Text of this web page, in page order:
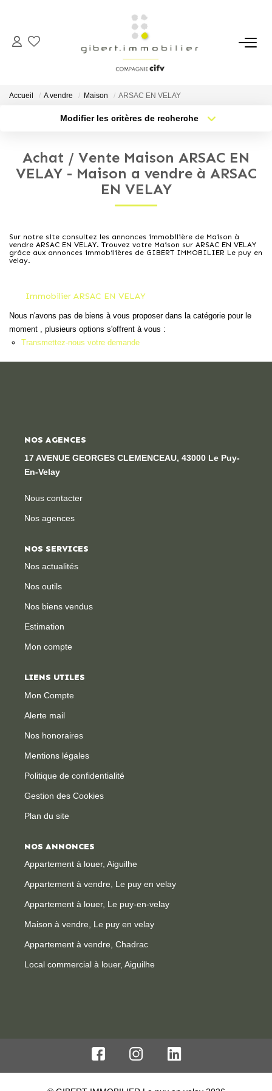
ACHETER
Maisons
Parkings
Immeubles
Terrains
LOUER
Dossier De Candidature
Accueil A vendre Maison ARSAC EN VELAY
Modifier les critères de recherche
Sélectionnez...
Type de bien
Nb pièces min.
Achat / Vente Maison ARSAC EN
VELAY - Maison a vendre à ARSAC
EN VELAY
Sur notre site consultez les annonces immobilière de Maison à
vendre ARSAC EN VELAY. Trouvez votre Maison sur ARSAC EN VELAY
grâce aux annonces immobilières de GIBERT IMMOBILIER Le puy en
velay.
Immobilier ARSAC EN VELAY
Nous n'avons pas de biens à vous proposer dans la catégorie pour le
moment , plusieurs options s'offrent à vous :
Transmettez-nous votre demande
NOS AGENCES
17 AVENUE GEORGES CLEMENCEAU, 43000 Le Puy-
En-Velay
Nous contacter
Nos agences
NOS SERVICES
Nos actualités
Nos outils
Nos biens vendus
Estimation
Mon compte
LIENS UTILES
Mon Compte
Alerte mail
Nos honoraires
Mentions légales
Politique de confidentialité
Gestion des Cookies
Plan du site
NOS ANNONCES
Appartement à louer, Aiguilhe
Appartement à vendre, Le puy en velay
Appartement à louer, Le puy-en-velay
Maison à vendre, Le puy en velay
Appartement à vendre, Chadrac
Local commercial à louer, Aiguilhe